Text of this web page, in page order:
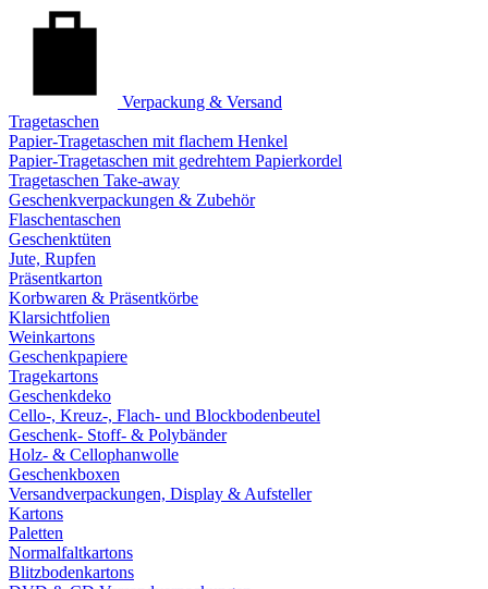
Verpackung & Versand
Tragetaschen
Papier-Tragetaschen mit flachem Henkel
Papier-Tragetaschen mit gedrehtem Papierkordel
Tragetaschen Take-away
Geschenkverpackungen & Zubehör
Flaschentaschen
Geschenktüten
Jute, Rupfen
Präsentkarton
Korbwaren & Präsentkörbe
Klarsichtfolien
Weinkartons
Geschenkpapiere
Tragekartons
Geschenkdeko
Cello-, Kreuz-, Flach- und Blockbodenbeutel
Geschenk- Stoff- & Polybänder
Holz- & Cellophanwolle
Geschenkboxen
Versandverpackungen, Display & Aufsteller
Kartons
Paletten
Normalfaltkartons
Blitzbodenkartons